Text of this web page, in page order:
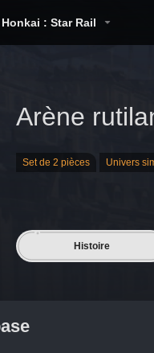
Honkai : Star Rail
Arène
Set de 2 pièces Univers
Histoire